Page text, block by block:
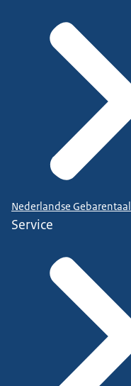
Nederlandse Gebarentaal
Service